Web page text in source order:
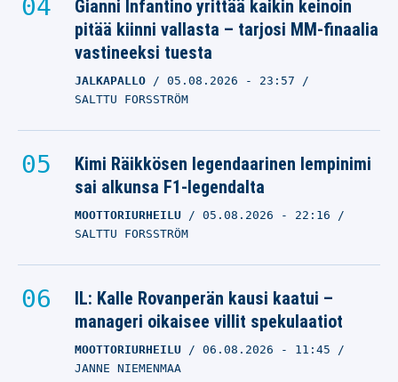
Gianni Infantino yrittää kaikin keinoin
pitää kiinni vallasta – tarjosi MM-finaalia
vastineeksi tuesta
JALKAPALLO 05.08.2026 - 23:57
SALTTU FORSSTRÖM
Kimi Räikkösen legendaarinen lempinimi
sai alkunsa F1-legendalta
MOOTTORIURHEILU 05.08.2026 - 22:16
SALTTU FORSSTRÖM
IL: Kalle Rovanperän kausi kaatui –
manageri oikaisee villit spekulaatiot
MOOTTORIURHEILU 06.08.2026 - 11:45
JANNE NIEMENMAA